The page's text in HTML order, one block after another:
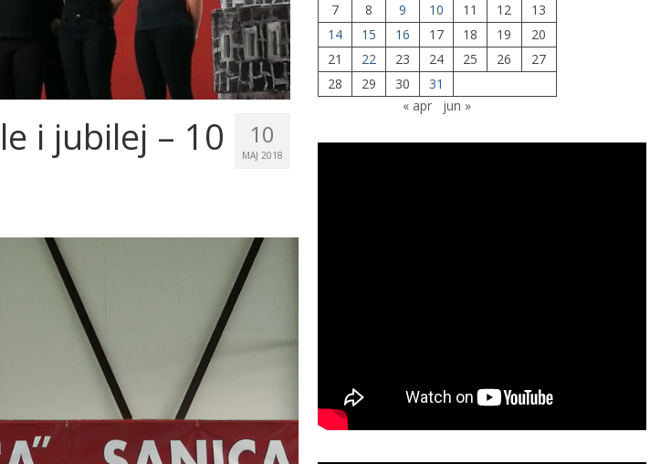
10
MAJ 2018
i jubilej – 10
7
8 9 10 11 12
13
14
15 16 17 18 19
20
21
22 23 24 25 26
27
28
29 30
31
« apr
jun »